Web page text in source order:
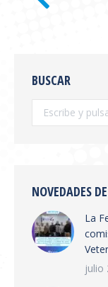
OFICIAL
Información
Electrónica
que
Integrado
Productos
BUSCAR
NOVEDADES
La
julio